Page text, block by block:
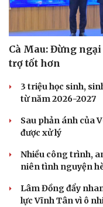
Cà Mau: Đừng
trợ tốt hơn
3 triệu học sinh,
từ năm 2026-2027
Sau phản ánh của
được xử lý
Nhiều công trình,
niên tình nguyện
Lâm Đồng đẩy
lực Vĩnh Tân vì ô